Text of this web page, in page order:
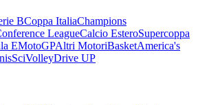
BCoppa ItaliaChampions
LeagueCalcio EsteroSupercoppa
EMotoGPAltri MotoriBasketAmerica's
SciVolleyDrive UP